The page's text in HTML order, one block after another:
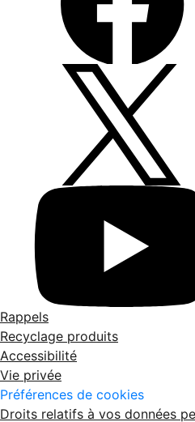
Rappels
Recyclage produits
Accessibilité
Vie privée
Préférences de cookies
Droits relatifs à vos données